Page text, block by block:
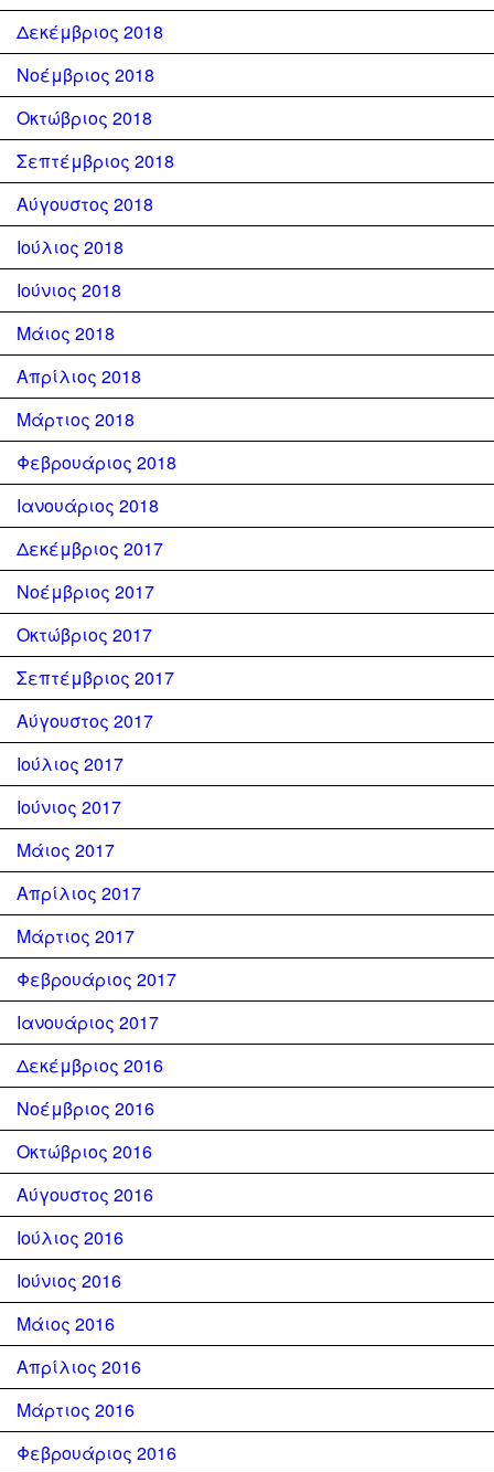
Δεκέμβριος 2018
Νοέμβριος 2018
Οκτώβριος 2018
Σεπτέμβριος 2018
Αύγουστος 2018
Ιούλιος 2018
Ιούνιος 2018
Μάιος 2018
Απρίλιος 2018
Μάρτιος 2018
Φεβρουάριος 2018
Ιανουάριος 2018
Δεκέμβριος 2017
Νοέμβριος 2017
Οκτώβριος 2017
Σεπτέμβριος 2017
Αύγουστος 2017
Ιούλιος 2017
Ιούνιος 2017
Μάιος 2017
Απρίλιος 2017
Μάρτιος 2017
Φεβρουάριος 2017
Ιανουάριος 2017
Δεκέμβριος 2016
Νοέμβριος 2016
Οκτώβριος 2016
Αύγουστος 2016
Ιούλιος 2016
Ιούνιος 2016
Μάιος 2016
Απρίλιος 2016
Μάρτιος 2016
Φεβρουάριος 2016